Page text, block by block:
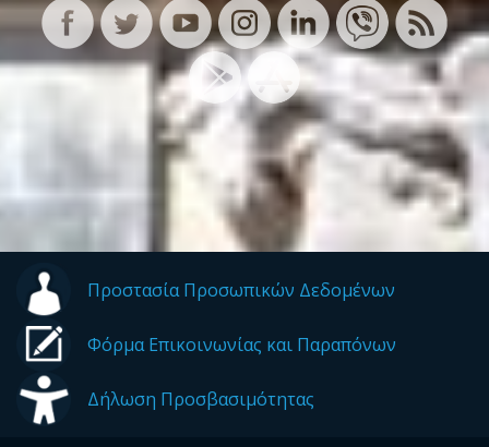
Προστασία Προσωπικών Δεδομένων
Φόρμα Επικοινωνίας και Παραπόνων
Δήλωση Προσβασιμότητας